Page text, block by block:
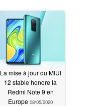
La mise à jour du MIUI
12 stable honore la
Redmi Note 9 en
Europe 08/05/2020